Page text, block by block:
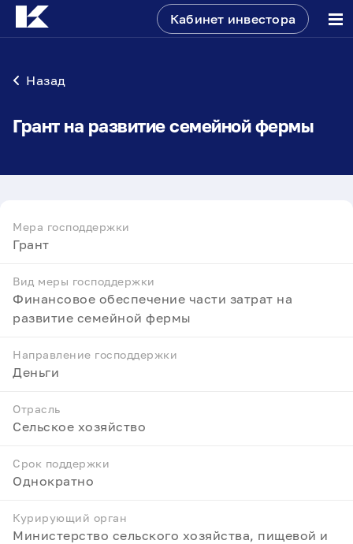
Кабинет инвестора
Назад
Грант на развитие семейной фермы
Мера господдержки
Грант
Вид меры господдержки
Финансовое обеспечение части затрат на
развитие семейной фермы
Направление господдержки
Деньги
Отрасль
Сельское хозяйство
Срок поддержки
Однократно
Курирующий орган
Министерство сельского хозяйства, пищевой и